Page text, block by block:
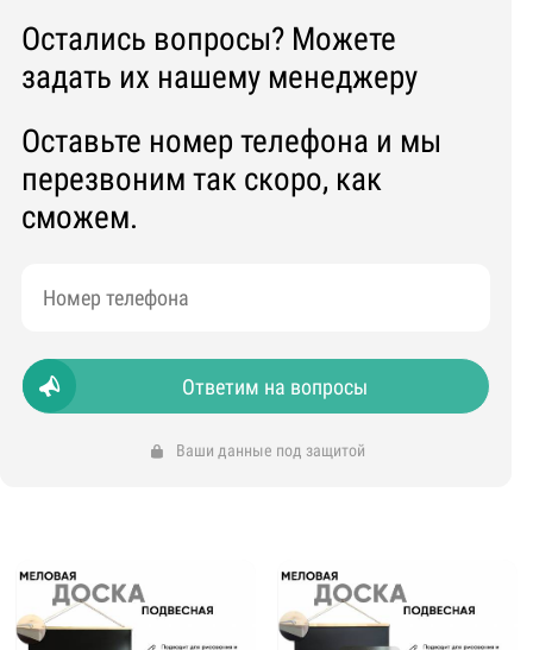
Остались вопросы? Можете
задать их нашему менеджеру
Оставьте номер телефона и мы
перезвоним так скоро, как
сможем.
Ответим на вопросы
Ваши данные под защитой